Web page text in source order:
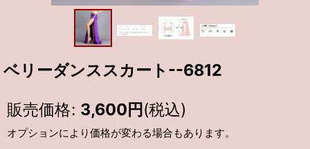
ベリーダンススカート--6812
販売価格: 3,600円(税込)
オプションにより価格が変わる場合もあります。